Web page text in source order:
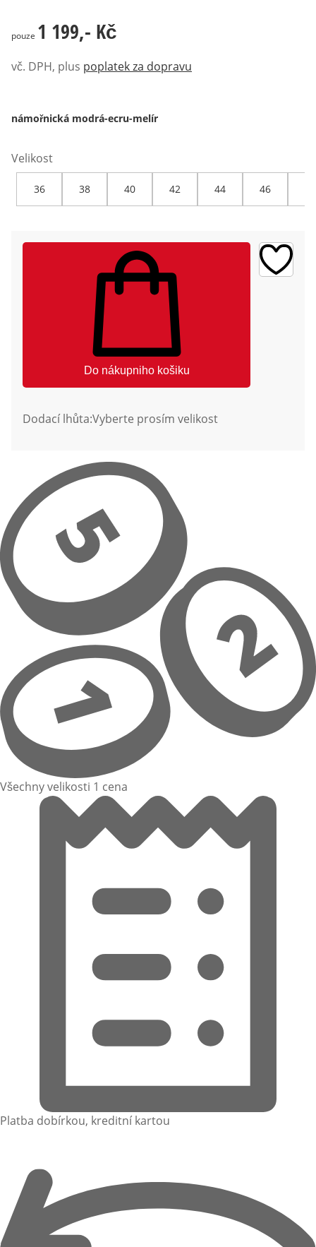
1 199,- Kč
pouze 1 199,- Kč
vč. DPH, plus poplatek za dopravu
námořnická modrá-ecru-melír
Velikost
36 38 40 42 44 46
Do nákupniho košiku
Dodací lhůta:Vyberte prosím velikost
Všechny velikosti 1 cena
Platba dobírkou, kreditní kartou